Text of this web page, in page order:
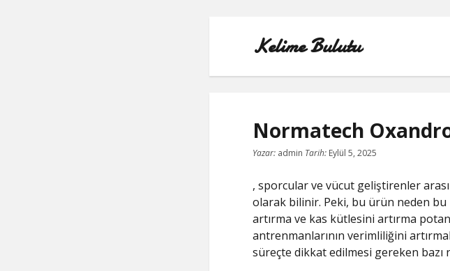
Kelime Bulutu
FACEBOOK
TIKTOK
Normatech
Yazar:admin Tarih: Eylül 5, 2025
, sporcular ve vücut geliştirenler
olarak bilinir. Peki, bu ürün neden
artırma ve kas kütlesini artırma
antrenmanlarının verimliliğini
süreçte dikkat edilmesi gereken bazı